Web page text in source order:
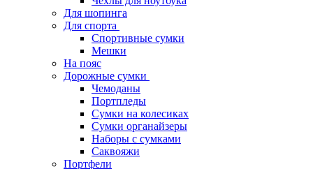
Для шопинга
Для спорта
Спортивные сумки
Мешки
На пояс
Дорожные сумки
Чемоданы
Портпледы
Сумки на колесиках
Сумки органайзеры
Наборы с сумками
Саквояжи
Портфели